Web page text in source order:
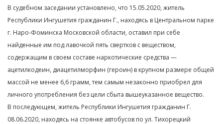
В судебном заседании установлено, что 15.05.2020, житель
Республики Ингушетия гражданин Г., находясь в Центральном парке
г. Наро-Фоминска Московской области, оставил при себе
найденные им под лавочкой пять свертков с веществом,
содержащим в своем составе наркотические средства —
ацетилкодеин, диацетилморфин (героин) в крупном размере общей
массой не менее 6,6 грамм, тем самым незаконно приобрел для
личного употребления без цели сбыта вышеуказанное вещество.
В последующем, житель Республики Ингушетия гражданин Г.
08.06.2020, находясь на стоянке автобусов по ул. Тихорецкий